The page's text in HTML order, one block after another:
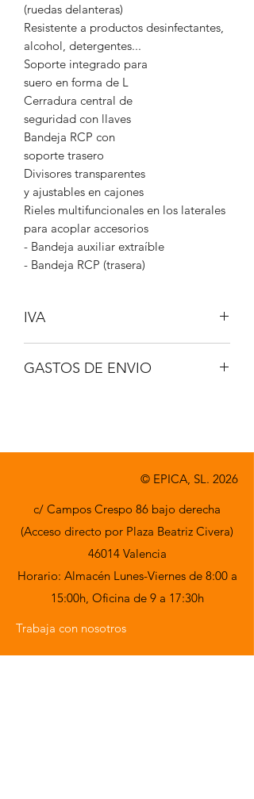
(ruedas delanteras)
Resistente a productos desinfectantes,
alcohol, detergentes...
Soporte integrado para
suero en forma de L
Cerradura central de
seguridad con llaves
Bandeja RCP con
soporte trasero
Divisores transparentes
y ajustables en cajones
Rieles multifuncionales en los laterales
para acoplar accesorios
- Bandeja auxiliar extraíble
- Bandeja RCP (trasera)
IVA
GASTOS DE ENVIO
© EPICA, SL. 2026
c/ Campos Crespo 86 bajo derecha
(Acceso directo por Plaza Beatriz Civera)
46014 Valencia
Horario: Almacén Lunes-Viernes de 8:00 a
15:00h, Oficina de 9 a 17:30h
Trabaja con nosotros